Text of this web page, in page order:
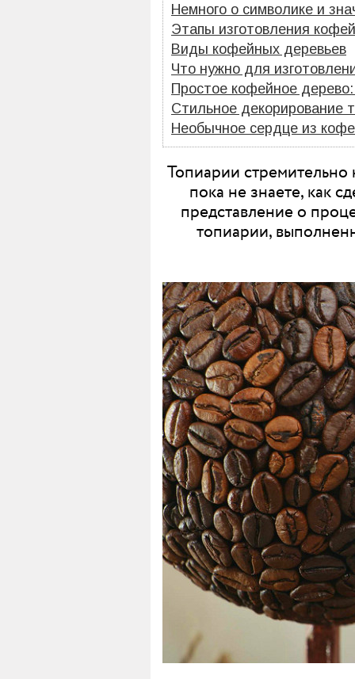
Немного о символике и
Этапы изготовления
Виды кофейных деревьев
Что нужно для
Простое кофейное
Стильное декорирование
Необычное сердце из
Топиарии
пока не знаете, как
представление о
топиарии,